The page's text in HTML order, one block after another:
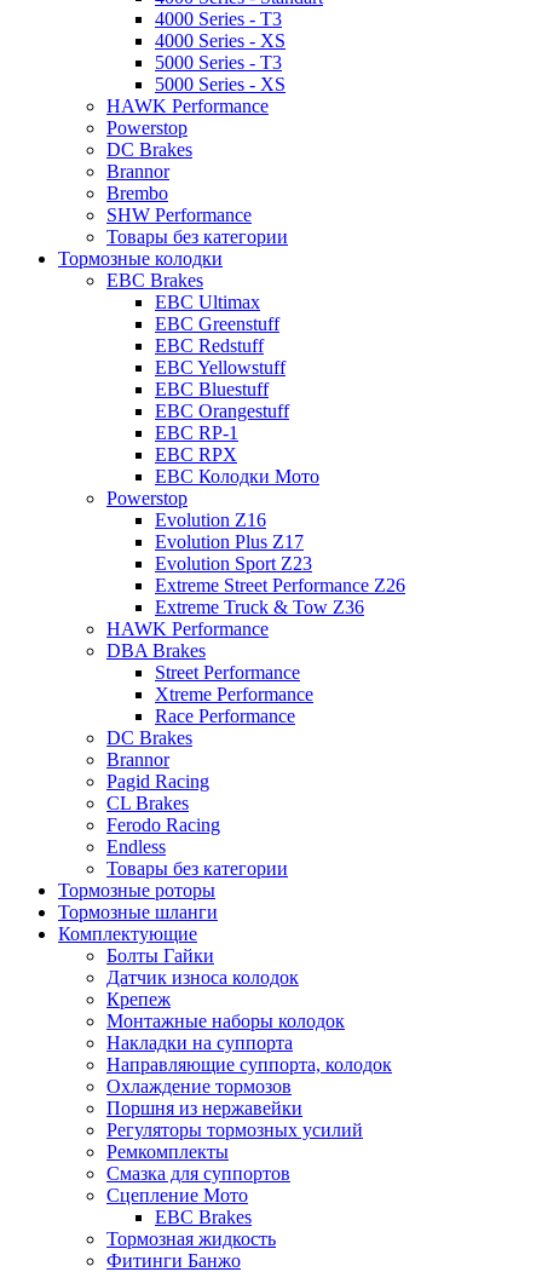
4000 Series - T3
4000 Series - XS
5000 Series - T3
5000 Series - XS
HAWK Performance
Powerstop
DC Brakes
Brannor
Brembo
SHW Performance
Товары без категории
Тормозные колодки
EBC Brakes
EBC Ultimax
EBC Greenstuff
EBC Redstuff
EBC Yellowstuff
EBC Bluestuff
EBC Orangestuff
EBC RP-1
EBC RPX
EBC Колодки Мото
Powerstop
Evolution Z16
Evolution Plus Z17
Evolution Sport Z23
Extreme Street Performance Z26
Extreme Truck & Tow Z36
HAWK Performance
DBA Brakes
Street Performance
Xtreme Performance
Race Performance
DC Brakes
Brannor
Pagid Racing
CL Brakes
Ferodo Racing
Endless
Товары без категории
Тормозные роторы
Тормозные шланги
Комплектующие
Болты Гайки
Датчик износа колодок
Крепеж
Монтажные наборы колодок
Накладки на суппорта
Направляющие суппорта, колодок
Охлаждение тормозов
Поршня из нержавейки
Регуляторы тормозных усилий
Ремкомплекты
Смазка для суппортов
Сцепление Мото
EBC Brakes
Тормозная жидкость
Фитинги Банжо